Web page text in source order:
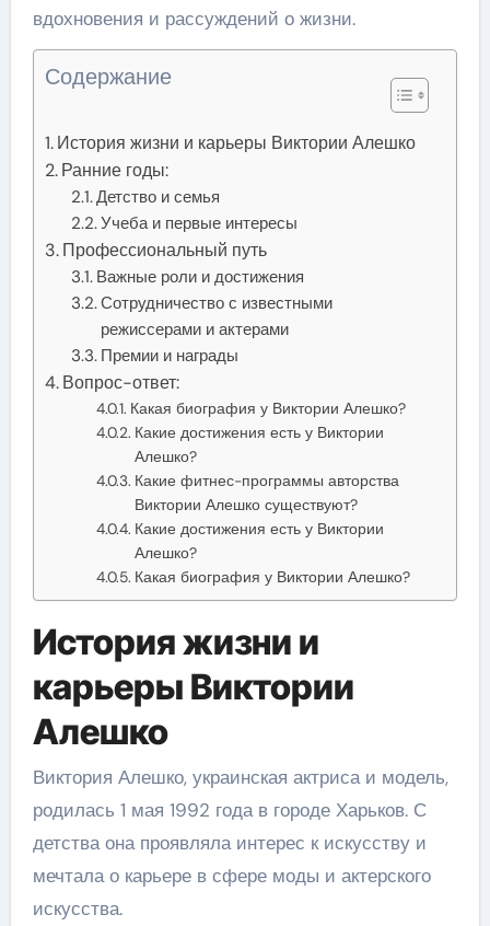
вдохновения и рассуждений о жизни.
Содержание
История жизни и карьеры Виктории Алешко
Ранние годы:
Детство и семья
Учеба и первые интересы
Профессиональный путь
Важные роли и достижения
Сотрудничество с известными
режиссерами и актерами
Премии и награды
Вопрос-ответ:
Какая биография у Виктории Алешко?
Какие достижения есть у Виктории
Алешко?
Какие фитнес-программы авторства
Виктории Алешко существуют?
Какие достижения есть у Виктории
Алешко?
Какая биография у Виктории Алешко?
История жизни и
карьеры Виктории
Алешко
Виктория Алешко, украинская актриса и модель,
родилась 1 мая 1992 года в городе Харьков. С
детства она проявляла интерес к искусству и
мечтала о карьере в сфере моды и актерского
искусства.